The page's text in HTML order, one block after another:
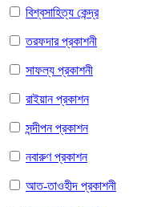
বিশ্বসাহিত্য কেন্দ্র
তরফদার প্রকাশনী
সাফল্য প্রকাশনী
রাইয়ান প্রকাশন
সন্দীপন প্রকাশন
নবারুণ প্রকাশন
আত-তাওহীদ প্রকাশনী